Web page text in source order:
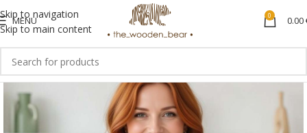
Skip to navigation
Skip to main content
MENU 0 0.00